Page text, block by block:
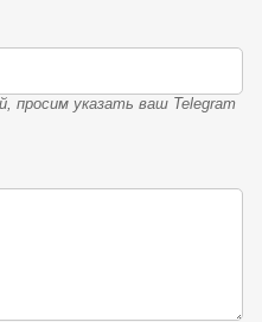
просим указать ваш Telegram